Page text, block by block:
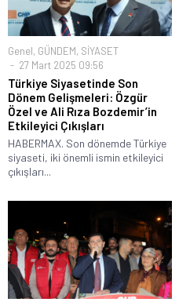
Genel, GÜNDEM, SİYASET
27 Mart 2025 09:56
Türkiye Siyasetinde Son
Dönem Gelişmeleri: Özgür
Özel ve Ali Rıza Bozdemir’in
Etkileyici Çıkışları
HABERMAX. Son dönemde Türkiye
siyaseti, iki önemli ismin etkileyici
çıkışları...